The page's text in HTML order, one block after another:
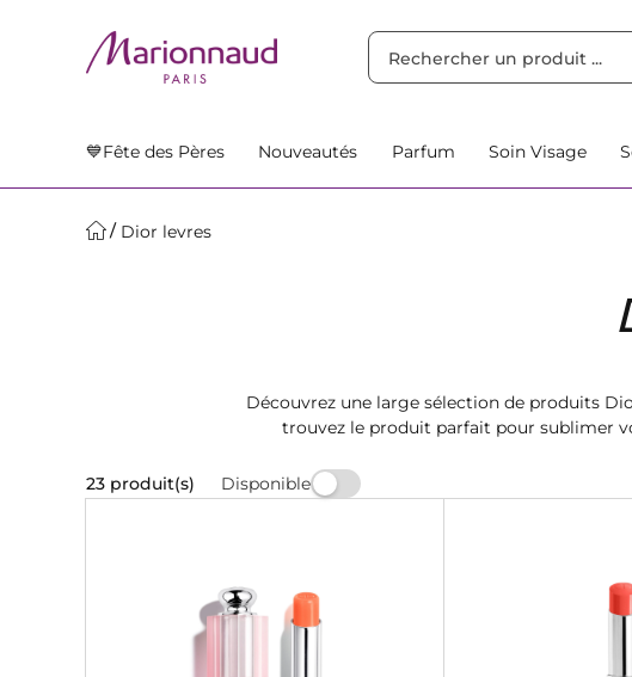
💙Fête des Pères Nouveautés Parfum Soin Visage
Dior levres
Découvrez une large sélection de produits
trouvez le produit parfait pour sublimer
23 produit(s) Disponible